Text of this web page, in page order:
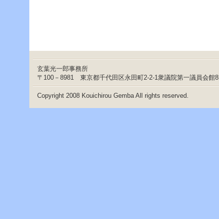
玄葉光一郎事務所
〒100－8981 東京都千代田区永田町2-2-1衆議院第一議員会
Copyright 2008 Kouichirou Gemba All rights reserved.